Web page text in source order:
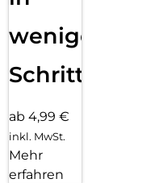
wenigen
Schritten
ab 4,99 €
inkl. MwSt.
Mehr
erfahren